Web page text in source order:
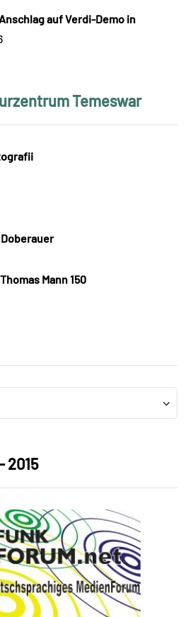
auf Verdi-Demo in
Temeswar
Mann 150
2015